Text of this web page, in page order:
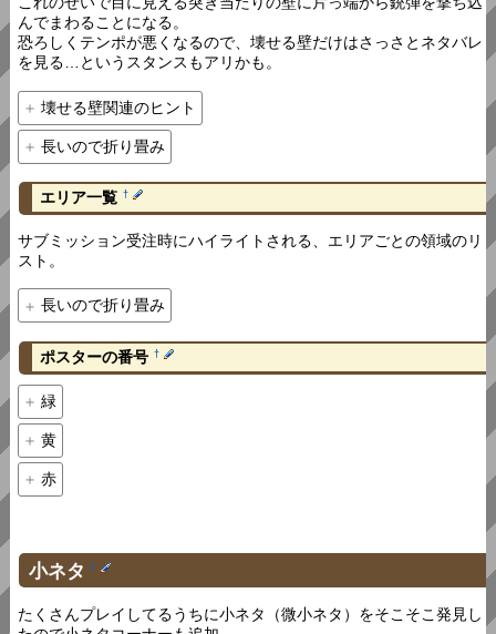
んでまわることになる。
恐ろしくテンポが悪くなるので、壊せる壁だけはさっさとネタバレ
を見る…というスタンスもアリかも。
壊せる壁関連のヒント
長いので折り畳み
エリア一覧 †
サブミッション受注時にハイライトされる、エリアごとの領域のリ
スト。
長いので折り畳み
ポスターの番号 †
緑
黄
赤
小ネタ †
たくさんプレイしてるうちに小ネタ（微小ネタ）をそこそこ発見し